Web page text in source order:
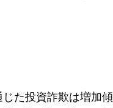
た投資詐欺は増加